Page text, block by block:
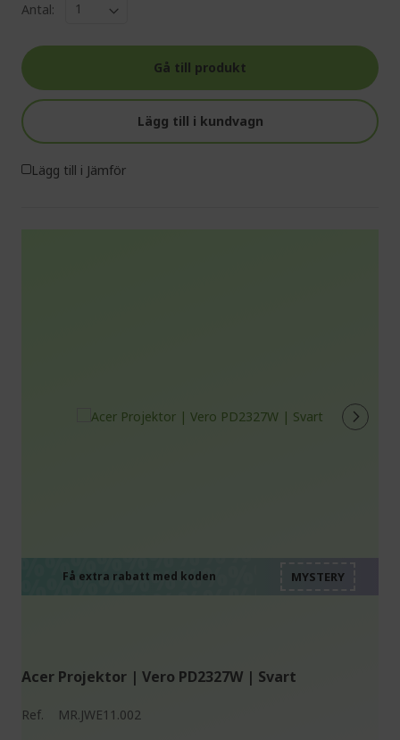
Antal:
Gå till produkt
Lägg till i kundvagn
Lägg till i Jämför
Få extra rabatt med koden
Acer Projektor | Vero PD2327W | Svart
Ref. MR.JWE11.002